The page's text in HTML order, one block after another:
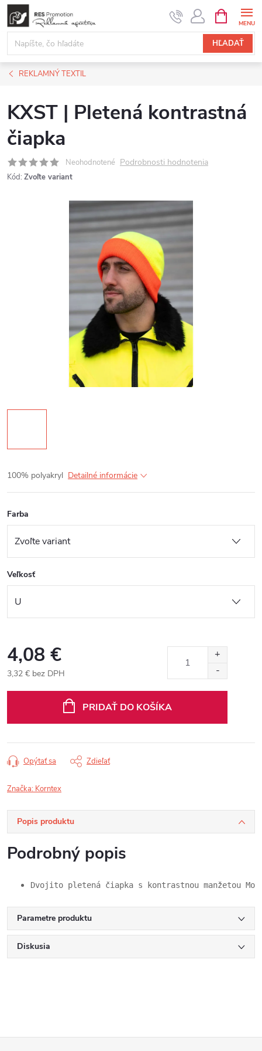
Prejsť
obsah
HĽADAŤ
KOŠÍK
REKLAMNÝ TEXTIL
KXST | Pletená kontrastná
čiapka
Neohodnotené Podrobnosti hodnotenia
Kód: Zvoľte variant
100% polyakryl Detailné informácie
Farba
Veľkosť
4,08 €
3,32 € bez DPH
PRIDAŤ DO KOŠÍKA
Opýtať sa Zdieľať
Značka: Korntex
Popis produktu
Podrobný popis
Dvojito pletená čiapka s kontrastnou manžetou
Parametre produktu
Diskusia